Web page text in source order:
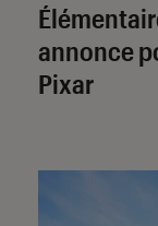
annonce
Pixar